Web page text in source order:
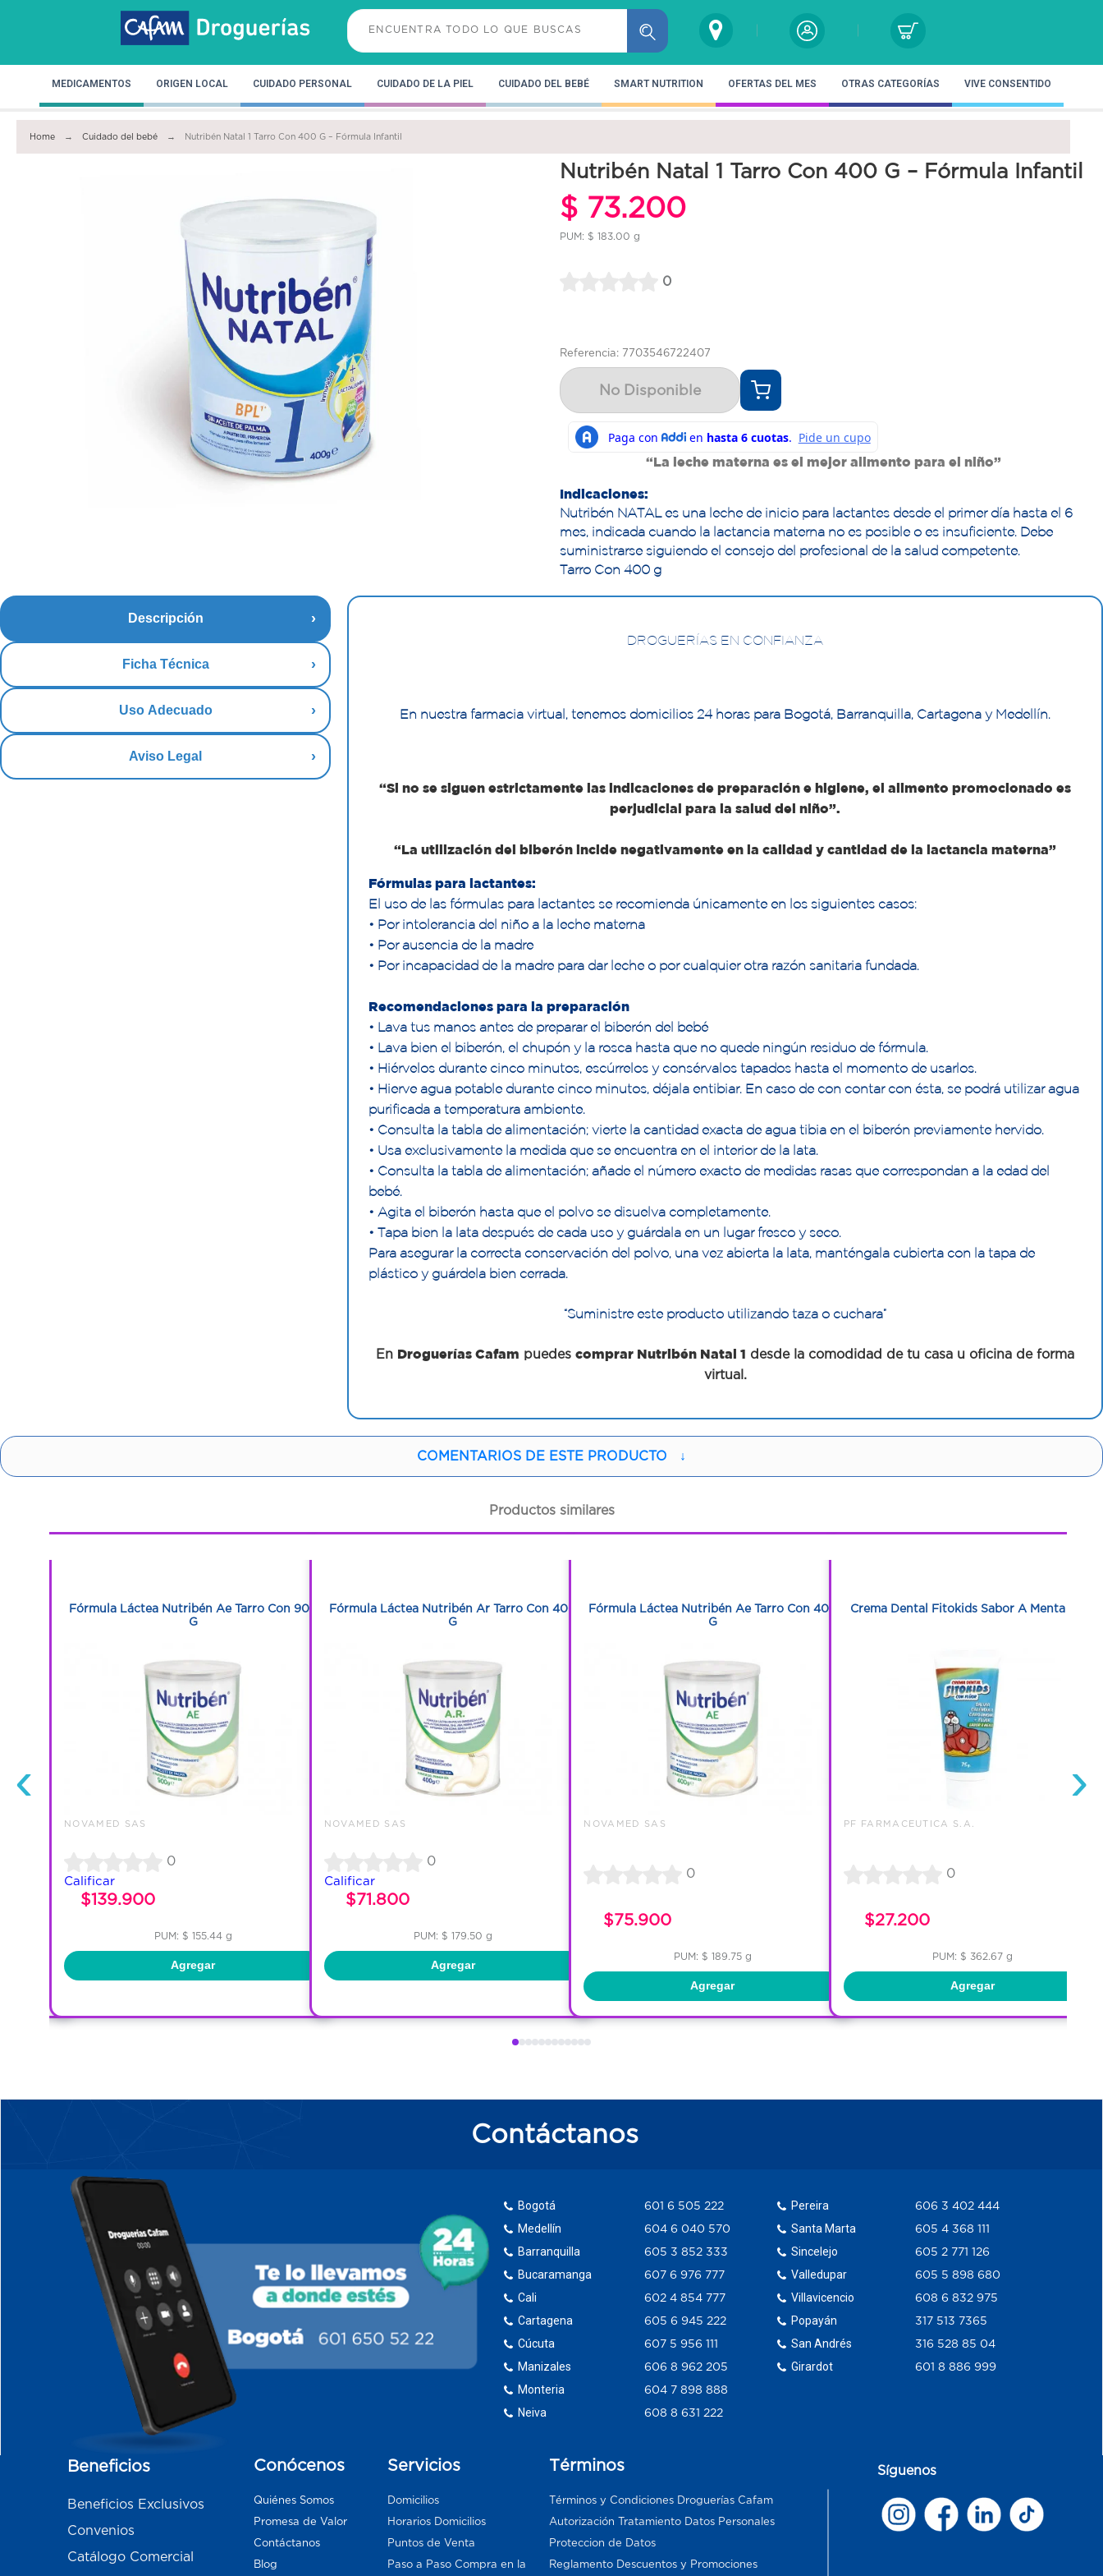
MEDICAMENTOS ORIGEN LOCAL CUIDADO PERSONAL CUIDADO DE LA PIEL CUIDADO DEL BEBÉ SMART NUTRITION OFERTAS DEL MES OTRAS CATEGORÍAS VIVE CONSENTIDO
Home Cuidado del bebé Nutribén Natal 1 Tarro Con 400 G – Fórmula Infantil
Nutribén Natal 1 Tarro Con 400 G – Fórmula Infantil
$ 73.200
PUM: $ 183.00 g
0
Referencia: 7703546722407
No Disponible
“La leche materna es el mejor alimento para el niño”
Indicaciones:
Nutribén NATAL es una leche de inicio para lactantes desde el primer día hasta el 6
mes, indicada cuando la lactancia materna no es posible o es insuficiente. Debe
suministrarse siguiendo el consejo del profesional de la salud competente.
Tarro Con 400 g
Descripción
Ficha Técnica
Uso Adecuado
Aviso Legal
DROGUERÍAS EN CONFIANZA
En nuestra farmacia virtual, tenemos domicilios 24 horas para Bogotá, Barranquilla, Cartagena y Medellín.
“Si no se siguen estrictamente las indicaciones de preparación e higiene, el alimento promocionado es
perjudicial para la salud del niño”.
“La utilización del biberón incide negativamente en la calidad y cantidad de la lactancia materna”
Fórmulas para lactantes:
El uso de las fórmulas para lactantes se recomienda únicamente en los siguientes casos:
• Por intolerancia del niño a la leche materna
• Por ausencia de la madre
• Por incapacidad de la madre para dar leche o por cualquier otra razón sanitaria fundada.
Recomendaciones para la preparación
• Lava tus manos antes de preparar el biberón del bebé
• Lava bien el biberón, el chupón y la rosca hasta que no quede ningún residuo de fórmula.
• Hiérvelos durante cinco minutos, escúrrelos y consérvalos tapados hasta el momento de usarlos.
• Hierve agua potable durante cinco minutos, déjala entibiar. En caso de con contar con ésta, se podrá utilizar agua
purificada a temperatura ambiente.
• Consulta la tabla de alimentación; vierte la cantidad exacta de agua tibia en el biberón previamente hervido.
• Usa exclusivamente la medida que se encuentra en el interior de la lata.
• Consulta la tabla de alimentación; añade el número exacto de medidas rasas que correspondan a la edad del
bebé.
• Agita el biberón hasta que el polvo se disuelva completamente.
• Tapa bien la lata después de cada uso y guárdala en un lugar fresco y seco.
Para asegurar la correcta conservación del polvo, una vez abierta la lata, manténgala cubierta con la tapa de
plástico y guárdela bien cerrada.
“Suministre este producto utilizando taza o cuchara”
En Droguerías Cafam puedescomprar Nutribén Natal 1 desde la comodidad de tu casa u oficina de forma
virtual.
COMENTARIOS DE ESTE PRODUCTO ↓
Productos similares
‹
Fórmula Láctea Nutribén Ae Tarro Con 900
G
NOVAMED SAS
0
Calificar
$139.900
PUM: $ 155.44 g
Agregar
Fórmula Láctea Nutribén Ar Tarro Con 400
G
NOVAMED SAS
0
Calificar
$71.800
PUM: $ 179.50 g
Agregar
Fórmula Láctea Nutribén Ae Tarro Con 400
G
NOVAMED SAS
0
$75.900
PUM: $ 189.75 g
Agregar
Crema Dental Fitokids Sabor A Menta 75 G
PF FARMACEUTICA S.A.
0
$27.200
PUM: $ 362.67 g
Agregar
›
Contáctanos
Bogotá
Medellín
Barranquilla
Bucaramanga
Cali
Cartagena
Cúcuta
Manizales
Monteria
Neiva
601 6 505 222
604 6 040 570
605 3 852 333
607 6 976 777
602 4 854 777
605 6 945 222
607 5 956 111
606 8 962 205
604 7 898 888
608 8 631 222
Pereira
Santa Marta
Sincelejo
Valledupar
Villavicencio
Popayán
San Andrés
Girardot
606 3 402 444
605 4 368 111
605 2 771 126
605 5 898 680
608 6 832 975
317 513 7365
316 528 85 04
601 8 886 999
Beneficios
Beneficios Exclusivos
Convenios
Catálogo Comercial
Conócenos
Quiénes Somos
Promesa de Valor
Contáctanos
Blog
Servicios
Domicilios
Horarios Domicilios
Puntos de Venta
Paso a Paso Compra en la
Términos
Términos y Condiciones Droguerías Cafam
Autorización Tratamiento Datos Personales
Proteccion de Datos
Reglamento Descuentos y Promociones
Síguenos